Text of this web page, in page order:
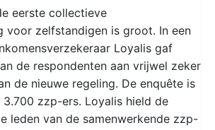
eerste collectieve
voor zelfstandigen is groot. In een
Loyalis gaf
de respondenten aan vrijwel zeker
de nieuwe regeling. De enquête is
zzp-ers. Loyalis hield de
leden van de samenwerkende zzp-